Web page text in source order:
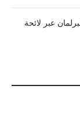
عبر لائحة